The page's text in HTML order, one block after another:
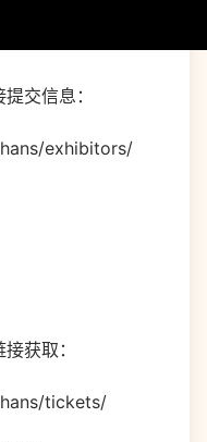
交信息：
exhibitors/
获取：
tickets/